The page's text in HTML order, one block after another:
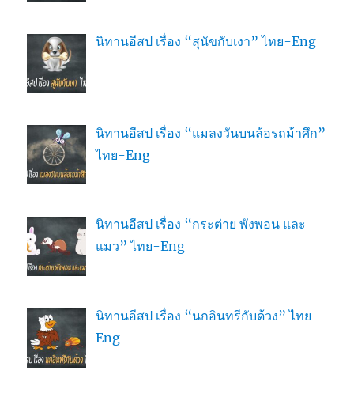
นิทานอีสป เรื่อง “สุนัขกับเงา” ไทย-Eng
นิทานอีสป เรื่อง “แมลงวันบนล้อรถม้าศึก”
ไทย-Eng
นิทานอีสป เรื่อง “กระต่าย พังพอน และ
แมว” ไทย-Eng
นิทานอีสป เรื่อง “นกอินทรีกับด้วง” ไทย-
Eng